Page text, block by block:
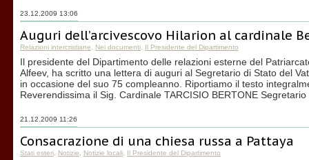
23.12.2009 13:06
Auguri dell’arcivescovo Hilarion al cardinale
Relazioni intercristiane Nei documenti Il Presidente del Dipartimento
Il presidente del Dipartimento delle relazioni esterne del
Alfeev, ha scritto una lettera di auguri al Segretario di Stato del
in occasione del suo 75 compleanno. Riportiamo il testo
Reverendissima il Sig. Cardinale TARCISIO BERTONE
21.12.2009 11:26
Consacrazione di una chiesa russa a Pattaya
Stati esteri Notizie Notizie locali Il Presidente del Dipartimento